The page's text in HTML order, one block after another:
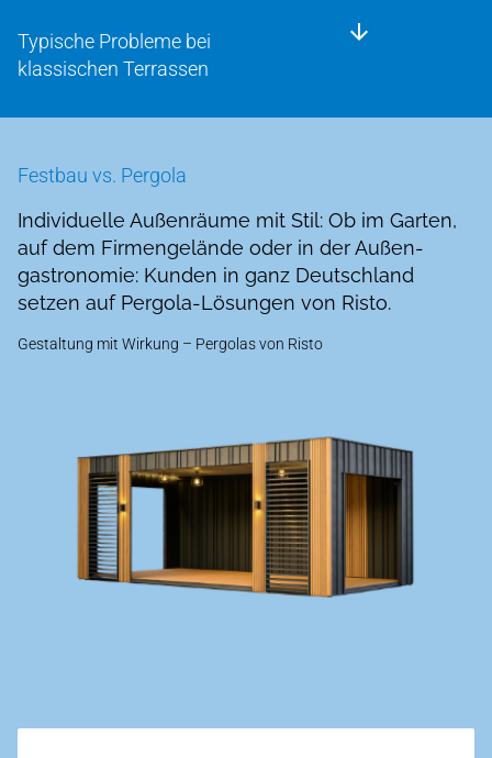
Typische Probleme bei
klassischen Terrassen
Festbau vs. Pergola
Individuelle Außenräume mit Stil: Ob im Garten,
auf dem Firmen­gelände oder in der Außen­
gastronomie: Kunden in ganz Deutschland
setzen auf Pergola-Lösungen von Risto.
Gestaltung mit Wirkung – Pergolas von Risto